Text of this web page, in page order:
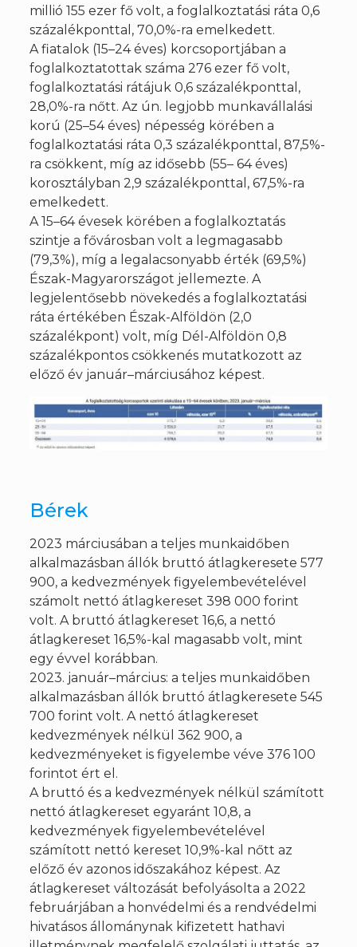
millió 155 ezer fő volt, a foglalkoztatási ráta 0,6
százalékponttal, 70,0%-ra emelkedett.
A fiatalok (15–24 éves) korcsoportjában a
foglalkoztatottak száma 276 ezer fő volt,
foglalkoztatási rátájuk 0,6 százalékponttal,
28,0%-ra nőtt. Az ún. legjobb munkavállalási
korú (25–54 éves) népesség körében a
foglalkoztatási ráta 0,3 százalékponttal, 87,5%-
ra csökkent, míg az idősebb (55– 64 éves)
korosztályban 2,9 százalékponttal, 67,5%-ra
emelkedett.
A 15–64 évesek körében a foglalkoztatás
szintje a fővárosban volt a legmagasabb
(79,3%), míg a legalacsonyabb érték (69,5%)
Észak-Magyarországot jellemezte. A
legjelentősebb növekedés a foglalkoztatási
ráta értékében Észak-Alföldön (2,0
százalékpont) volt, míg Dél-Alföldön 0,8
százalékpontos csökkenés mutatkozott az
előző év január–márciusához képest.
Bérek
2023 márciusában a teljes munkaidőben
alkalmazásban állók bruttó átlagkeresete 577
900, a kedvezmények figyelembevételével
számolt nettó átlagkereset 398 000 forint
volt. A bruttó átlagkereset 16,6, a nettó
átlagkereset 16,5%-kal magasabb volt, mint
egy évvel korábban.
2023. január–március: a teljes munkaidőben
alkalmazásban állók bruttó átlagkeresete 545
700 forint volt. A nettó átlagkereset
kedvezmények nélkül 362 900, a
kedvezményeket is figyelembe véve 376 100
forintot ért el.
A bruttó és a kedvezmények nélkül számított
nettó átlagkereset egyaránt 10,8, a
kedvezmények figyelembevételével
számított nettó kereset 10,9%-kal nőtt az
előző év azonos időszakához képest. Az
átlagkereset változását befolyásolta a 2022
februárjában a honvédelmi és a rendvédelmi
hivatásos állománynak kifizetett hathavi